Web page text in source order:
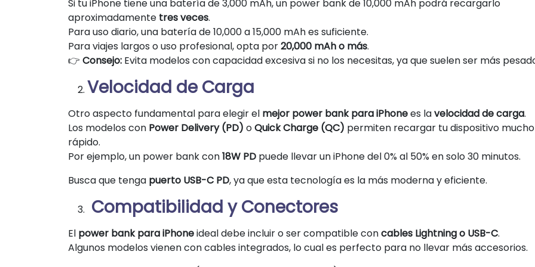
Si tu iPhone tiene una batería de 3,000 mAh, un power bank de 10,000 mAh podrá recargarlo
aproximadamente tres veces.
Para uso diario, una batería de 10,000 a 15,000 mAh es suficiente.
Para viajes largos o uso profesional, opta por20,000 mAh o más.
👉 Consejo: Evita modelos con capacidad excesiva si no los necesitas, ya que suelen ser más
Velocidad de Carga
Otro aspecto fundamental para elegir el mejor power bank para iPhonees lavelocidad de carga.
Los modelos con Power Delivery (PD) oQuick Charge (QC) permiten recargar tu dispositivo
rápido.
Por ejemplo, un power bank con18W PD puede llevar un iPhone del 0% al 50% en solo 30 minutos.
Busca que tenga puerto USB-C PD, ya que esta tecnología es la más moderna y eficiente.
Compatibilidad y Conectores
El power bank para iPhoneideal debe incluir o ser compatible concables Lightning o USB-C.
Algunos modelos vienen con cables integrados, lo cual es perfecto para no llevar más accesorios.